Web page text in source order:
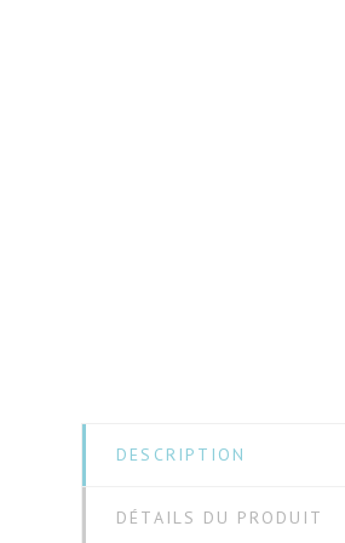
DESCRIPTION
DÉTAILS DU PRODUIT